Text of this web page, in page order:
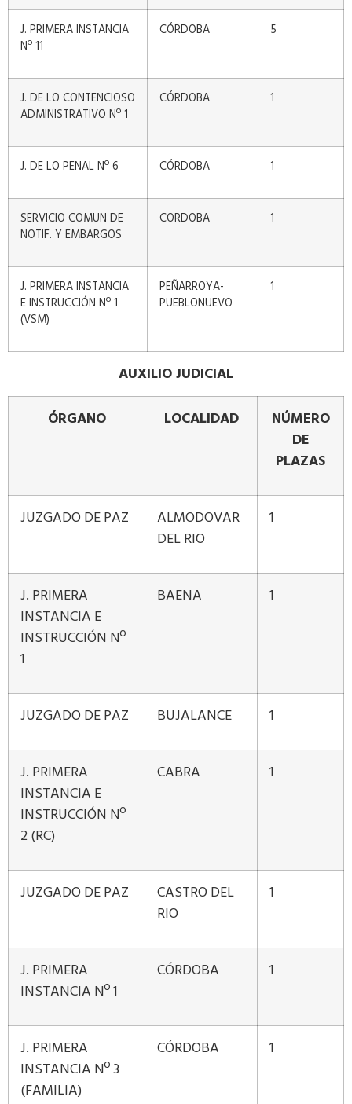
J. PRIMERA INSTANCIA
Nº 11
CÓRDOBA 5
J. DE LO CONTENCIOSO
ADMINISTRATIVO Nº 1
CÓRDOBA 1
J. DE LO PENAL Nº 6 CÓRDOBA 1
SERVICIO COMUN DE
NOTIF. Y EMBARGOS
CORDOBA 1
J. PRIMERA INSTANCIA
E INSTRUCCIÓN Nº 1
(VSM)
PEÑARROYA-
PUEBLONUEVO
1
AUXILIO JUDICIAL
ÓRGANO
LOCALIDAD
NÚMERO
DE
PLAZAS
JUZGADO DE PAZ
ALMODOVAR
DEL RIO
1
J. PRIMERA
INSTANCIA E
INSTRUCCIÓN Nº
1
BAENA 1
JUZGADO DE PAZ BUJALANCE 1
J. PRIMERA
INSTANCIA E
INSTRUCCIÓN Nº
2 (RC)
CABRA 1
JUZGADO DE PAZ
CASTRO DEL
RIO
1
J. PRIMERA
INSTANCIA Nº 1
CÓRDOBA 1
J. PRIMERA
INSTANCIA Nº 3
(FAMILIA)
CÓRDOBA 1